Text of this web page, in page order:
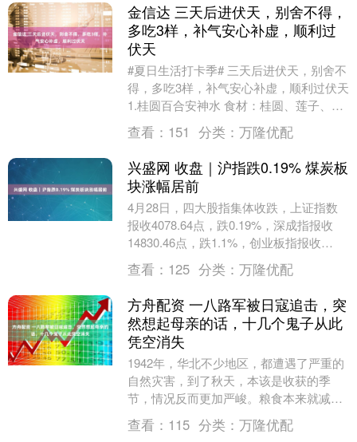
金信达 三天后进伏天，别舍不得，
多吃3样，补气安心补虚，顺利过
伏天
#夏日生活打卡季#​ 三天后进伏天，别舍不
得，多吃3样，补气安心补虚，顺利过伏天
1.桂圆百合安神水 食材：桂圆、莲子、百
合、枸杞、水 步骤：①准备食材桂圆、
莲....
查看： 151 分类： 万隆优配
兴盛网 收盘｜沪指跌0.19% 煤炭板
块涨幅居前
4月28日，四大股指集体收跌，上证指数
报收4078.64点，跌0.19%，深成指报收
14830.46点，跌1.1%，创业板指报收
3596.71点，跌1.43%，....
查看： 125 分类： 万隆优配
方舟配资 一八路军被日寇追击，突
然想起母亲的话，十几个鬼子从此
凭空消失
1942年，华北不少地区，都遭遇了严重的
自然灾害，到了秋天，本该是收获的季
节，情况反而更加严峻。粮食本来就减产
严重，鬼子更是趁机抢占，地毯式的扫
荡，进行了一轮又....
查看： 115 分类： 万隆优配